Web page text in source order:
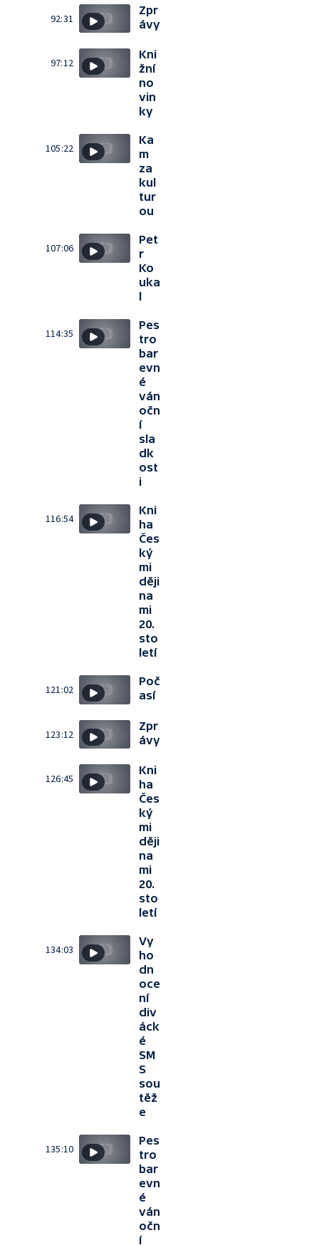
92:31
Zpr
ávy
97:12
Kni
žní
no
vin
ky
105:22
Ka
m
za
kul
tur
ou
107:06
Pet
r
Ko
uka
l
114:35
Pes
tro
bar
evn
é
ván
očn
í
sla
dk
ost
i
116:54
Kni
ha
Čes
ký
mi
ději
na
mi
20.
sto
letí
121:02
Poč
así
123:12
Zpr
ávy
126:45
Kni
ha
Čes
ký
mi
ději
na
mi
20.
sto
letí
134:03
Vy
ho
dn
oce
ní
div
áck
é
SM
S
sou
těž
e
135:10
Pes
tro
bar
evn
é
ván
očn
í